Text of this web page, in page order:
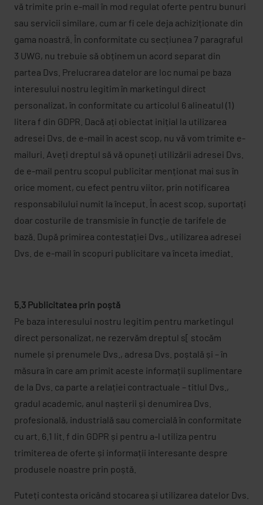
vă trimite prin e-mail în mod regulat oferte pentru bunuri
sau servicii similare, cum ar fi cele deja achiziționate din
gama noastră. În conformitate cu secțiunea 7 paragraful
3 UWG, nu trebuie să obținem un acord separat din
partea Dvs. Prelucrarea datelor are loc numai pe baza
interesului nostru legitim în marketingul direct
personalizat, în conformitate cu articolul 6 alineatul (1)
litera f din GDPR. Dacă ați obiectat inițial la utilizarea
adresei Dvs. de e-mail în acest scop, nu vă vom trimite e-
mailuri. Aveți dreptul să vă opuneți utilizării adresei Dvs.
de e-mail pentru scopul publicitar menționat mai sus în
orice moment, cu efect pentru viitor, prin notificarea
responsabilului numit la început. În acest scop, suportați
doar costurile de transmisie în funcție de tarifele de
bază. După primirea contestației Dvs., utilizarea adresei
Dvs. de e-mail în scopuri publicitare va înceta imediat.
5.3 Publicitatea prin poștă
Pe baza interesului nostru legitim pentru marketingul
direct personalizat, ne rezervăm dreptul s[ stocăm
numele și prenumele Dvs., adresa Dvs. poștală și – în
măsura în care am primit aceste informații suplimentare
de la Dvs. ca parte a relației contractuale – titlul Dvs.,
gradul academic, anul nașterii și denumirea Dvs.
profesională, industrială sau comercială în conformitate
cu art. 6.1 lit. f din GDPR și pentru a-l utiliza pentru
trimiterea de oferte și informații interesante despre
produsele noastre prin poștă.
Puteți contesta oricând stocarea și utilizarea datelor Dvs.